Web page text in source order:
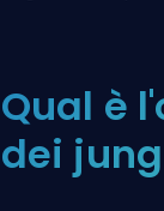
Qual è
dei